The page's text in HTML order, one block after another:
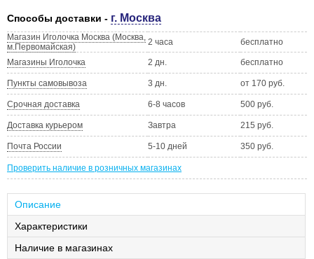
Способы доставки - г. Москва
Магазин Иголочка Москва (Москва,
м.Первомайская)
2 часа бесплатно
Магазины Иголочка 2 дн. бесплатно
Пункты самовывоза 3 дн. от 170 руб.
Срочная доставка 6-8 часов 500 руб.
Доставка курьером Завтра 215 руб.
Почта России 5-10 дней 350 руб.
Проверить наличие в розничных магазинах
Описание
Характеристики
Наличие в магазинах